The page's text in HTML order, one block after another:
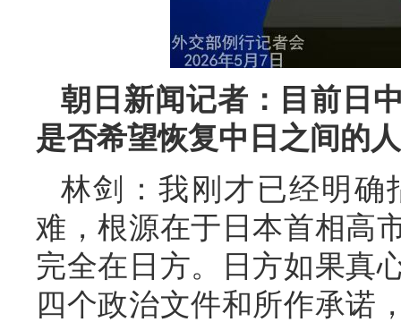
朝日新闻记者：目前日
是否希望恢复中日之间的
林剑：我刚才已经明确
难，根源在于日本首相高
完全在日方。日方如果真
四个政治文件和所作承诺